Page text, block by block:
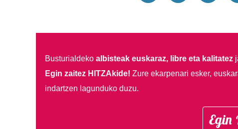
Busturialdeko albisteak euskaraz, libre eta kalitatez
Egin zaitez HITZAkide! Zure ekarpenari esker,
indartzen lagunduko duzu.
Egin